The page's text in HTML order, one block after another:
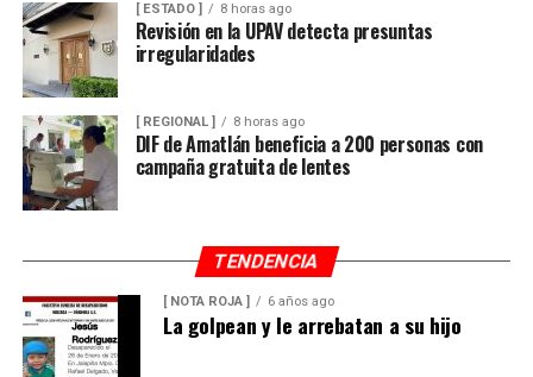
[ ESTADO ] 8 horas ago
Revisión en la UPAV detecta presuntas
irregularidades
[ REGIONAL ] 8 horas ago
DIF de Amatlán beneficia a 200 personas con
campaña gratuita de lentes
TENDENCIA
[ NOTA ROJA ] 6 años ago
La golpean y le arrebatan a su hijo